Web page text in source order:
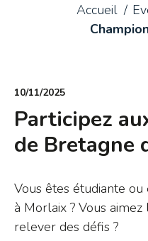
Accueil
10/11/2025
Participez
de Bretagne
Vous êtes étudiante ou
à Morlaix ? Vous aimez
relever des défis ?